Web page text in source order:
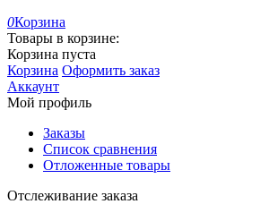
0Корзина
Товары в корзине:
Корзина пуста
Корзина Оформить заказ
Аккаунт
Мой профиль
Заказы
Список сравнения
Отложенные товары
Отслеживание заказа